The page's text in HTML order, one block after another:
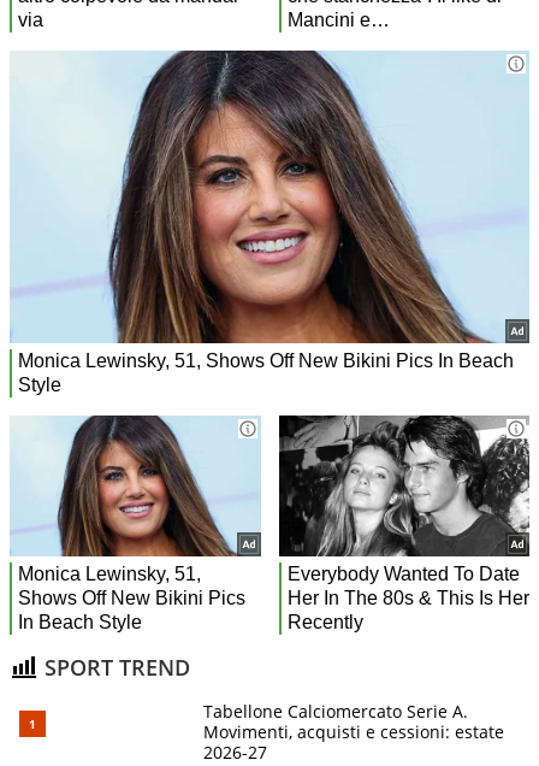
SPORT TREND
Tabellone Calciomercato Serie A.
Movimenti, acquisti e cessioni: estate
2026-27